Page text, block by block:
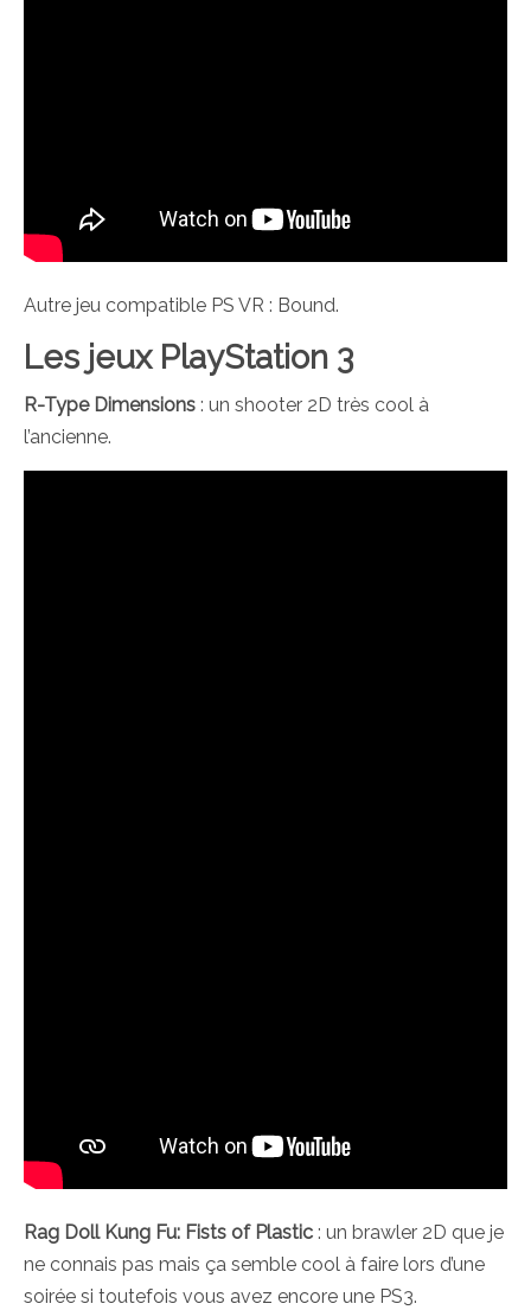
Autre jeu compatible PS VR : Bound.
Les jeux PlayStation 3
R-Type Dimensions : un shooter 2D très cool à
l’ancienne.
Rag Doll Kung Fu: Fists of Plastic : un brawler 2D que je
ne connais pas mais ça semble cool à faire lors d’une
soirée si toutefois vous avez encore une PS3.